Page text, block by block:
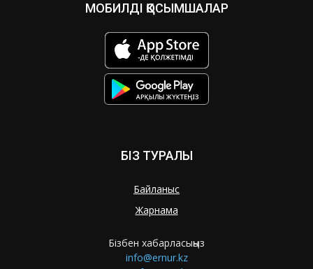
МОБИЛДІ ҚОСЫМШАЛАР
БІЗ ТУРАЛЫ
Байланыс
Жарнама
Бізбен хабарласыңыз
info@ernur.kz